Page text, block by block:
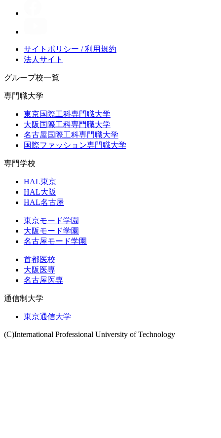
サイトポリシー / 利用規約
法人サイト
グループ校一覧
専門職大学
東京国際工科専門職大学
大阪国際工科専門職大学
名古屋国際工科専門職大学
国際ファッション専門職大学
専門学校
HAL東京
HAL大阪
HAL名古屋
東京モード学園
大阪モード学園
名古屋モード学園
首都医校
大阪医専
名古屋医専
通信制大学
東京通信大学
(C)International Professional University of Technology